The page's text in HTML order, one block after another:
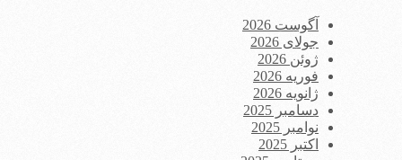
آگوست 2026
جولای 2026
ژوئن 2026
فوریه 2026
ژانویه 2026
دسامبر 2025
نوامبر 2025
اکتبر 2025